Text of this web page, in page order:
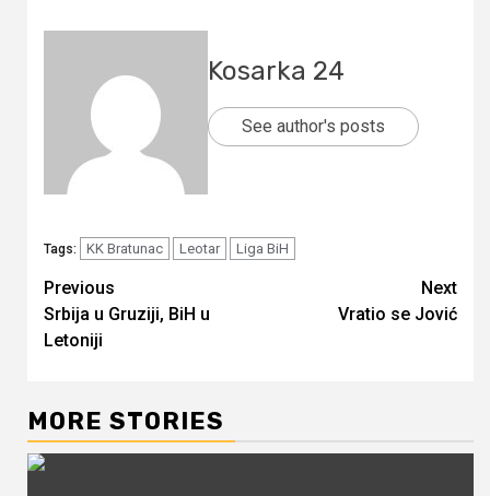
Kosarka 24
See author's posts
Tags: KK Bratunac Leotar Liga BiH
Continue
Reading
Previous
Srbija u Gruziji, BiH u
Letoniji
Next
Vratio se Jović
MORE STORIES